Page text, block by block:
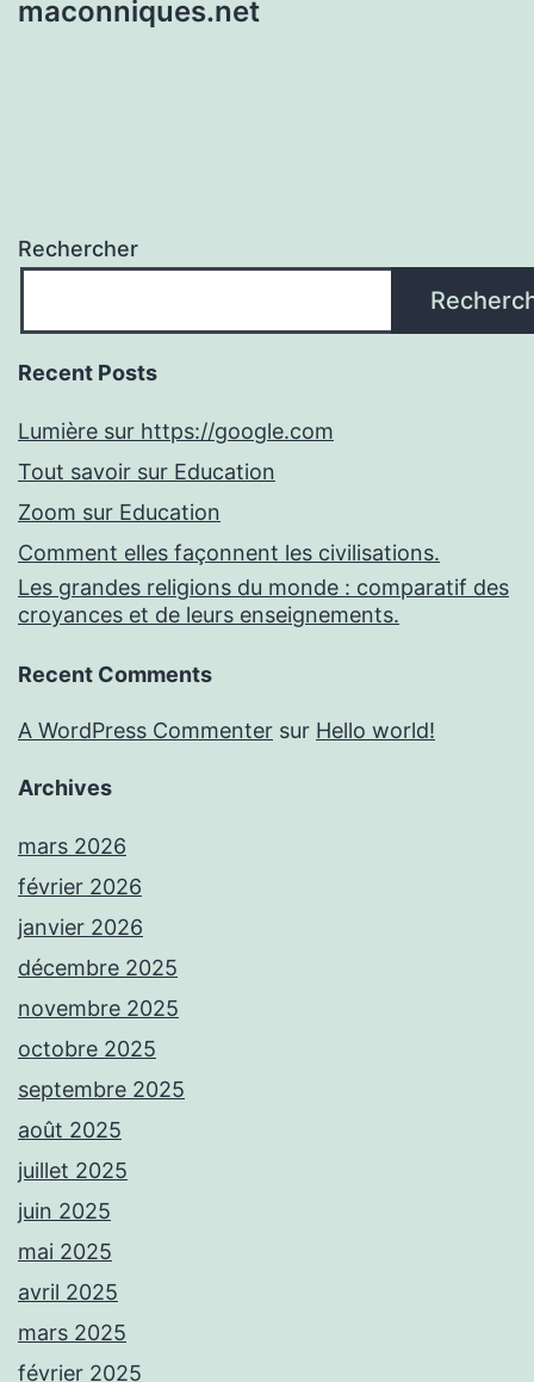
maconniques.net
Rechercher
Recent Posts
Lumière sur https://google.com
Tout savoir sur Education
Zoom sur Education
Comment elles façonnent les civilisations.
Les grandes religions du monde : comparatif des
croyances et de leurs enseignements.
Recent Comments
A WordPress Commenter sur Hello world!
Archives
mars 2026
février 2026
janvier 2026
décembre 2025
novembre 2025
octobre 2025
septembre 2025
août 2025
juillet 2025
juin 2025
mai 2025
avril 2025
mars 2025
février 2025